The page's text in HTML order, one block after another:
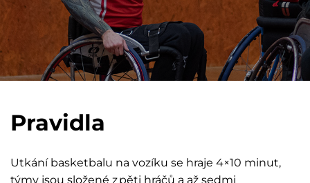
Pravidla
Utkání basketbalu na vozíku se hraje 4×10 minut,
týmy jsou složené z pěti hráčů a až sedmi